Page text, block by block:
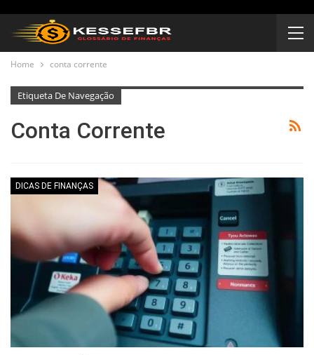
Home conta corrente
Etiqueta De Navegação
Conta Corrente
DICAS DE FINANÇAS